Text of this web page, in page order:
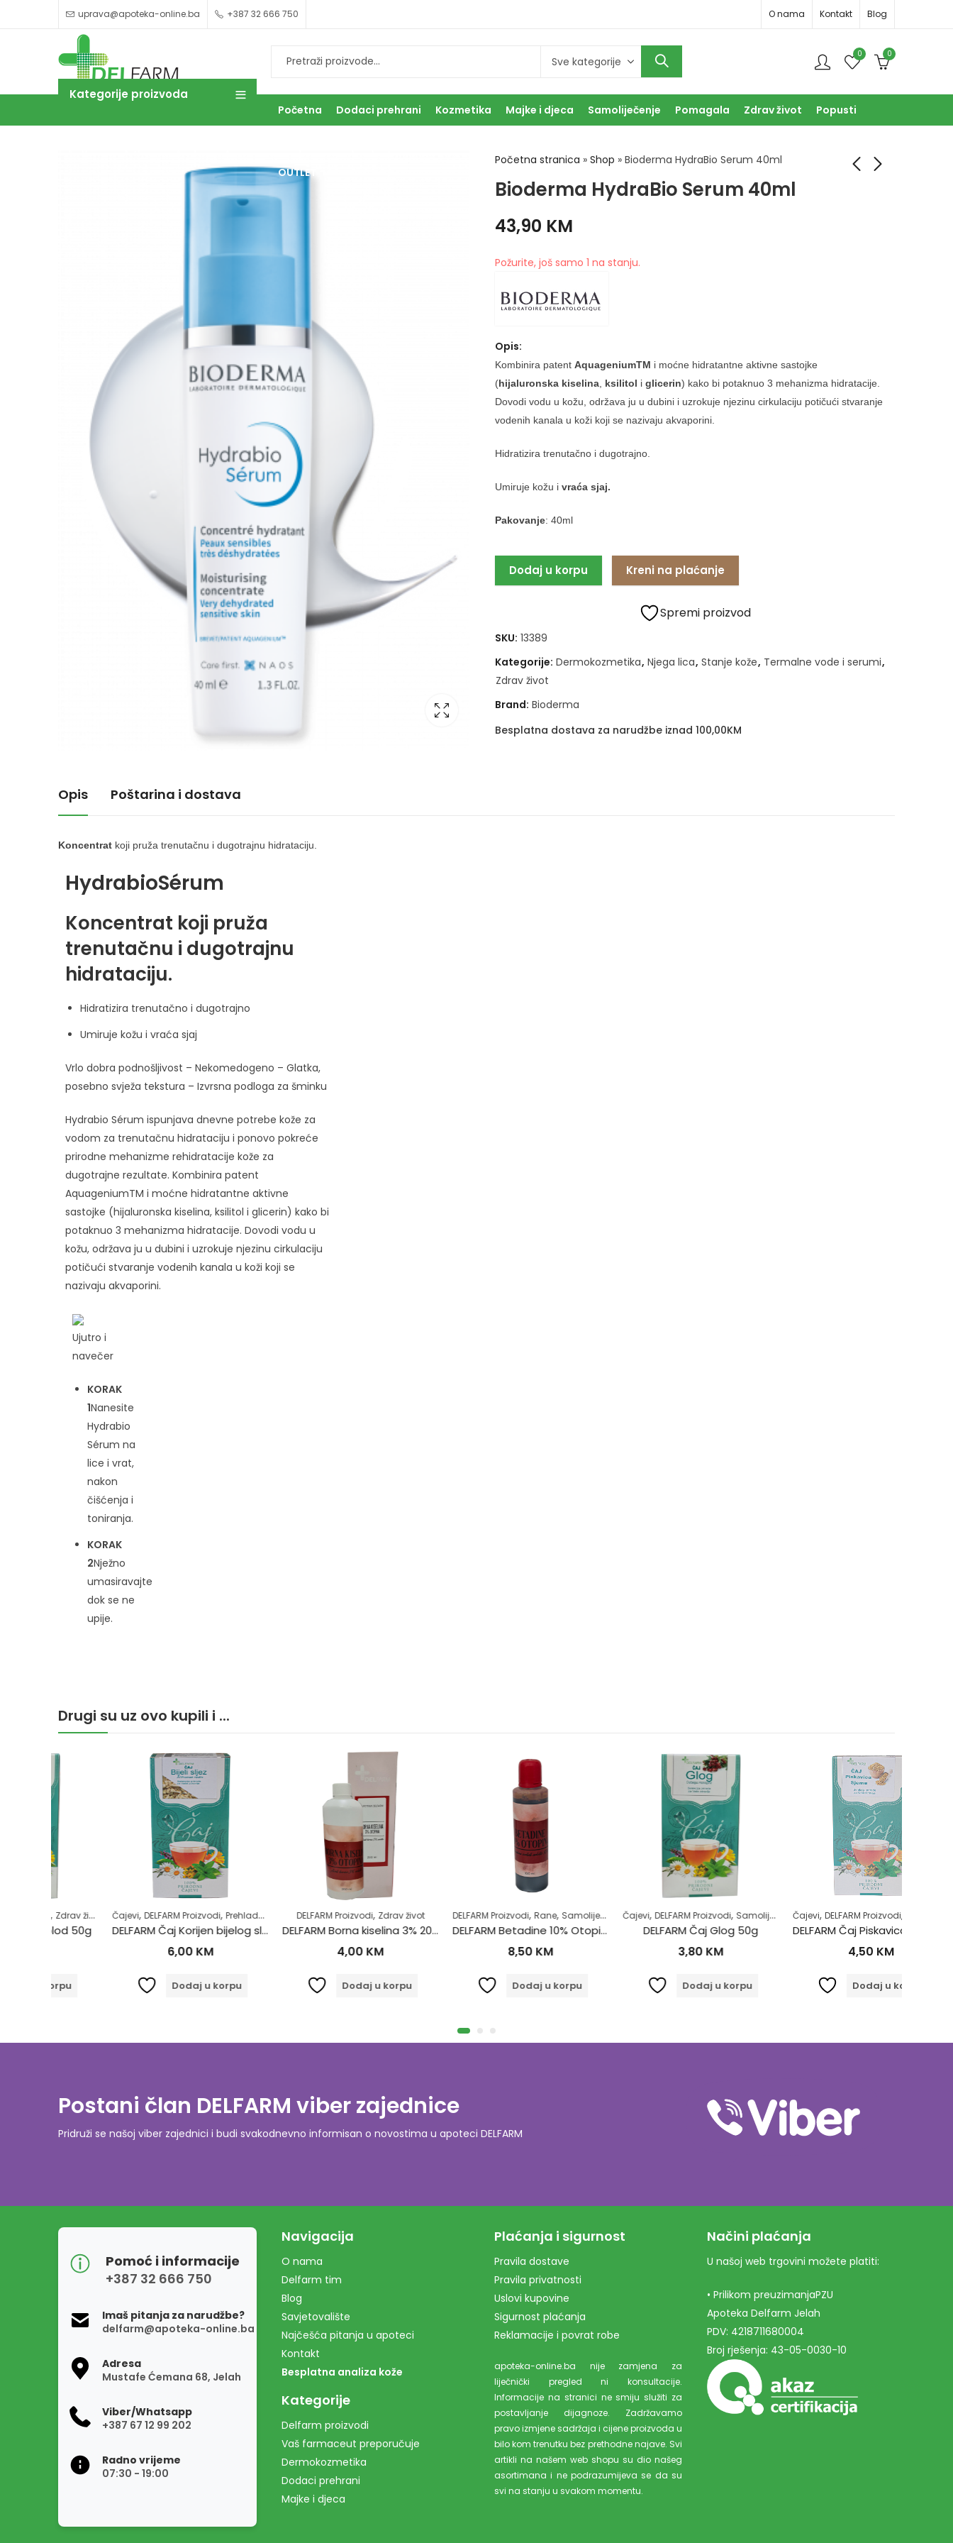
uprava@apoteka-online.ba +387 32 666 750 O nama Kontakt Blog
0 0
Kategorije proizvoda
Početna Dodaci prehrani Kozmetika Majke i djeca Samoliječenje Pomagala Zdrav život Popusti
OUTLET
Početna stranica » Shop » Bioderma HydraBio Serum 40ml
Bioderma HydraBio Serum 40ml
43,90 KM
Požurite, još samo 1 na stanju.
Opis:
Kombinira patent AquageniumTM i moćne hidratantne aktivne sastojke
(hijaluronska kiselina ksilitol i glicerin) kako bi potaknuo 3 mehanizma hidratacije.
Dovodi vodu u kožu, održava ju u dubini i uzrokuje njezinu cirkulaciju potičući stvaranje
vodenih kanala u koži koji se nazivaju akvaporini.
Hidratizira trenutačno i dugotrajno.
Umiruje kožu i vraća sjaj.
Pakovanje: 40ml
Dodaj u korpu Kreni na plaćanje
Spremi proizvod
SKU: 13389
Kategorije: Dermokozmetika, Njega lica, Stanje kože, Termalne vode i serumi,
Zdrav život
Brand: Bioderma
Besplatna dostava za narudžbe iznad 100,00KM
Opis Poštarina i dostava
Koncentrat koji pruža trenutačnu i dugotrajnu hidrataciju.
HydrabioSérum
Koncentrat koji pruža
trenutačnu i dugotrajnu
hidrataciju.
Hidratizira trenutačno i dugotrajno
Umiruje kožu i vraća sjaj
Vrlo dobra podnošljivost – Nekomedogeno – Glatka,
posebno svježa tekstura – Izvrsna podloga za šminku
Hydrabio Sérum ispunjava dnevne potrebe kože za
vodom za trenutačnu hidrataciju i ponovo pokreće
prirodne mehanizme rehidratacije kože za
dugotrajne rezultate. Kombinira patent
AquageniumTM i moćne hidratantne aktivne
sastojke (hijaluronska kiselina, ksilitol i glicerin) kako bi
potaknuo 3 mehanizma hidratacije. Dovodi vodu u
kožu, održava ju u dubini i uzrokuje njezinu cirkulaciju
potičući stvaranje vodenih kanala u koži koji se
nazivaju akvaporini.
Ujutro i
navečer
KORAK
1Nanesite
Hydrabio
Sérum na
lice i vrat,
nakon
čišćenja i
toniranja.
KORAK
2Nježno
umasiravajte
dok se ne
upije.
Drugi su uz ovo kupili i ...
Čajevi,DELFARM Proizvodi,Prehlada i gripa ,Samoliječenje,Zdrav život
DELFARM Čaj Korijen bijelog sljeza 50g
Dodaj u korpu
DELFARM Proizvodi,Zdrav život
DELFARM Borna kiselina 3% 200ml
Dodaj u korpu
DELFARM Proizvodi,Rane,Samoliječenje ,Zdrav život
DELFARM Betadine 10% Otopina 100ml
Dodaj u korpu
Čajevi,DELFARM Proizvodi,Samoliječenje ,Zdrav život,Zdravlje kardiovaskularnog
DELFARM Čaj Glog 50g
Dodaj u korpu
Čajevi,DELFARM Proizvodi,Samoliječenje
DELFARM Čaj Piskavica Sjeme 50g
Dodaj u korpu
Postani član DELFARM viber zajednice
Pridruži se našoj viber zajednici i budi svakodnevno informisan o novostima u apoteci DELFARM
Pomoć i informacije
+387 32 666 750
Imaš pitanja za narudžbe?
delfarm@apoteka-online.ba
Adresa
Mustafe Ćemana 68, Jelah
Viber/Whatsapp
+387 67 12 99 202
Radno vrijeme
07:30 - 19:00
Navigacija
O nama
Delfarm tim
Blog
Savjetovalište
Najčešća pitanja u apoteci
Kontakt
Besplatna analiza kože
Kategorije
Delfarm proizvodi
Vaš farmaceut preporučuje
Dermokozmetika
Dodaci prehrani
Majke i djeca
Plaćanja i sigurnost
Pravila dostave
Pravila privatnosti
Uslovi kupovine
Sigurnost plaćanja
Reklamacije i povrat robe
apoteka-online.ba nije zamjena za
liječnički pregled ni konsultacije.
Informacije na stranici ne smiju služiti za
postavljanje dijagnoze. Zadržavamo
pravo izmjene sadržaja i cijene proizvoda u
bilo kom trenutku bez prethodne najave. Svi
artikli na našem web shopu su dio našeg
asortimana i ne podrazumijeva se da su
svi na stanju u svakom momentu.
Načini plaćanja
U našoj web trgovini možete platiti:
• Prilikom preuzimanjaPZU
Apoteka Delfarm Jelah
PDV: 4218711680004
Broj rješenja: 43-05-0030-10